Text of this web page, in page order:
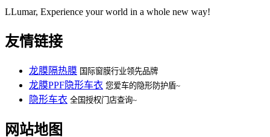
LLumar, Experience your world in a whole new way!
友情链接
龙膜隔热膜 国际窗膜行业领先品牌
龙膜PPF隐形车衣 您爱车的隐形防护盾~
隐形车衣 全国授权门店查询~
网站地图